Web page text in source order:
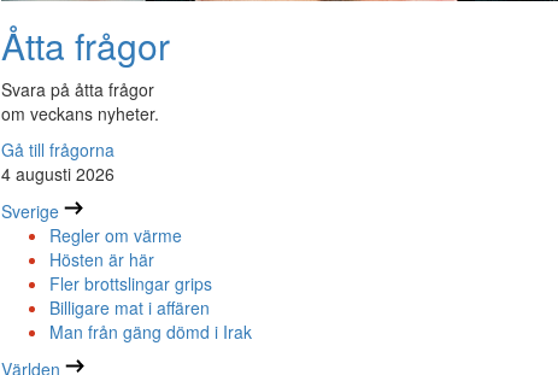
Åtta frågor
Svara på åtta frågor
om veckans nyheter.
Gå till frågorna
4 augusti 2026
Sverige
Regler om värme
Hösten är här
Fler brottslingar grips
Billigare mat i affären
Man från gäng dömd i Irak
Världen